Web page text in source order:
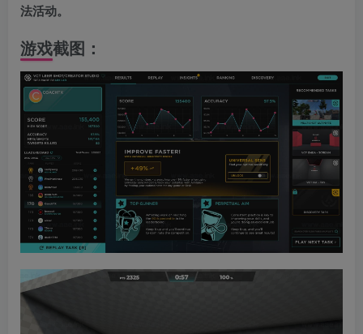
法活动。
游戏截图：